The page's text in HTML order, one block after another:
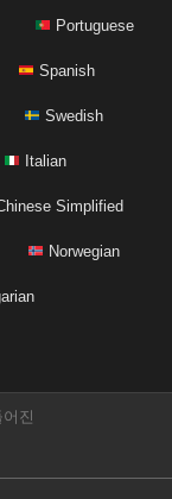
Portuguese
Spanish
Swedish
Italian
Simplified
Norwegian
진